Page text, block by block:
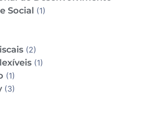
Social (1)
(2)
(1)
(1)
(3)